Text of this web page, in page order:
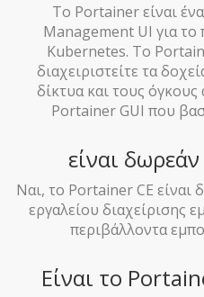
Το Portainer είναι
Management UI για το
Kubernetes. Το
διαχειριστείτε τα
δίκτυα και τους
Portainer GUI που
είναι
Ναι, το Portainer CE είναι
εργαλείου διαχείρισης
περιβάλλοντα
Είναι το